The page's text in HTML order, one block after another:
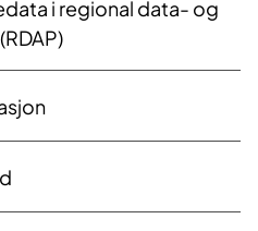
i regional data- og